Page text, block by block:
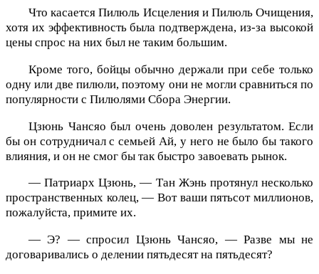
Что касается Пилюль Исцеления и Пилюль Очищения,
хотя их эффективность была подтверждена, из-за высокой
цены спрос на них был не таким большим.
Кроме того, бойцы обычно держали при себе только
одну или две пилюли, поэтому они не могли сравниться по
популярности с Пилюлями Сбора Энергии.
Цзюнь Чансяо был очень доволен результатом. Если
бы он сотрудничал с семьей Ай, у него не было бы такого
влияния, и он не смог бы так быстро завоевать рынок.
— Патриарх Цзюнь, — Тан Жэнь протянул несколько
пространственных колец, — Вот ваши пятьсот миллионов,
пожалуйста, примите их.
— Э? — спросил Цзюнь Чансяо, — Разве мы не
договаривались о делении пятьдесят на пятьдесят?